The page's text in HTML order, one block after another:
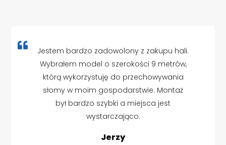
Jestem bardzo zadowolony z zakupu hali.
Wybrałem model o szerokości 9 metrów,
którą wykorzystuję do przechowywania
słomy w moim gospodarstwie. Montaż
był bardzo szybki a miejsca jest
wystarczająco.
Jerzy